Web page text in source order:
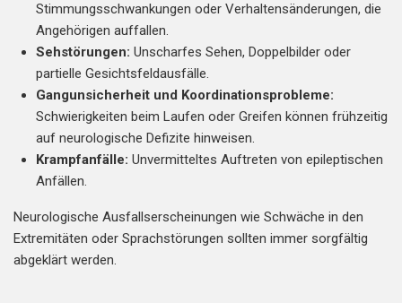
Stimmungsschwankungen oder Verhaltensänderungen, die
Angehörigen auffallen.
Sehstörungen: Unscharfes Sehen, Doppelbilder oder
partielle Gesichtsfeldausfälle.
Gangunsicherheit und Koordinationsprobleme:
Schwierigkeiten beim Laufen oder Greifen können frühzeitig
auf neurologische Defizite hinweisen.
Krampfanfälle: Unvermitteltes Auftreten von epileptischen
Anfällen.
Neurologische Ausfallserscheinungen wie Schwäche in den
Extremitäten oder Sprachstörungen sollten immer sorgfältig
abgeklärt werden.